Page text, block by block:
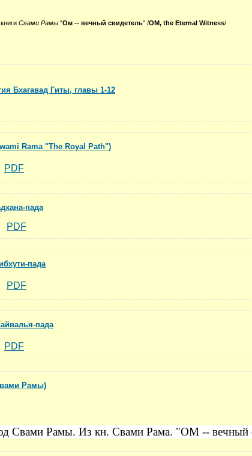
Свами Рамы "Ом -- вечный свидетель" /OM, the Eternal Witness/
Бхагавад Гиты, главы 1-12
Rama "The Royal Path")
PDF
пада
PDF
пада
PDF
пада
PDF
Рамы)
Свами Рамы. Из кн. Свами Рама. "ОМ -- вечный